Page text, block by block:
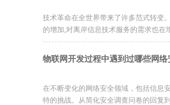
技术革命在全世界带来了许多范式转变
的增加,对离岸信息技术服务的需求也在
物联网开发过程中遇到过哪些网络
在不断变化的网络安全领域，包括信息
特的挑战。从简化安全调查问卷的回复